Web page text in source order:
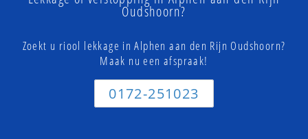
Oudshoorn?
Zoekt u riool lekkage in Alphen aan den Rijn Oudshoorn?
Maak nu een afspraak!
0172-251023